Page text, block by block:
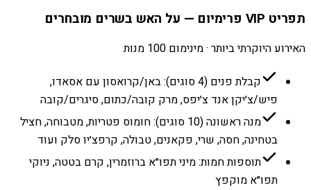
תפריט VIP פרימיום — על האש בשרים מובחרים
האירוע היוקרתי ביותר · מינימום 100 מנות
קבלת פנים (4 סוגים): באן/קרואסון עם אסאדו,
פיש/צ׳יקן אנד צ׳יפס, מרק קובה/כתום, סיגרים/קובה
מנה ראשונה (10 סוגים): חומוס פטריות, מטבוחה, חציל
בטחינה, חסה, שרי, פקאנים, טבולה, קרפצ׳יו סלק ועוד
תוספות חמות: מיני תפו״א ברוזמרין, קרם בטטה, ניוקי
תפו״א מוקפץ